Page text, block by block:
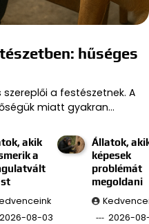
hűséges
a festészetnek. A
miatt gyakran…
akik
a
2026-08-03
Állatok,
képesek
problémát
megoldani
2026-